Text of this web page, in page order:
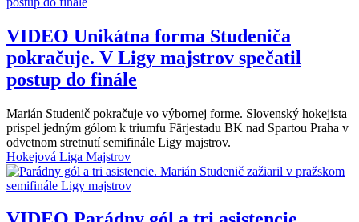
VIDEO Unikátna forma Studeniča
pokračuje. V Ligy majstrov spečatil
postup do finále
Marián Studenič pokračuje vo výbornej forme. Slovenský hokejista
prispel jedným gólom k triumfu Färjestadu BK nad Spartou Praha v
odvetnom stretnutí semifinále Ligy majstrov.
Hokejová Liga Majstrov